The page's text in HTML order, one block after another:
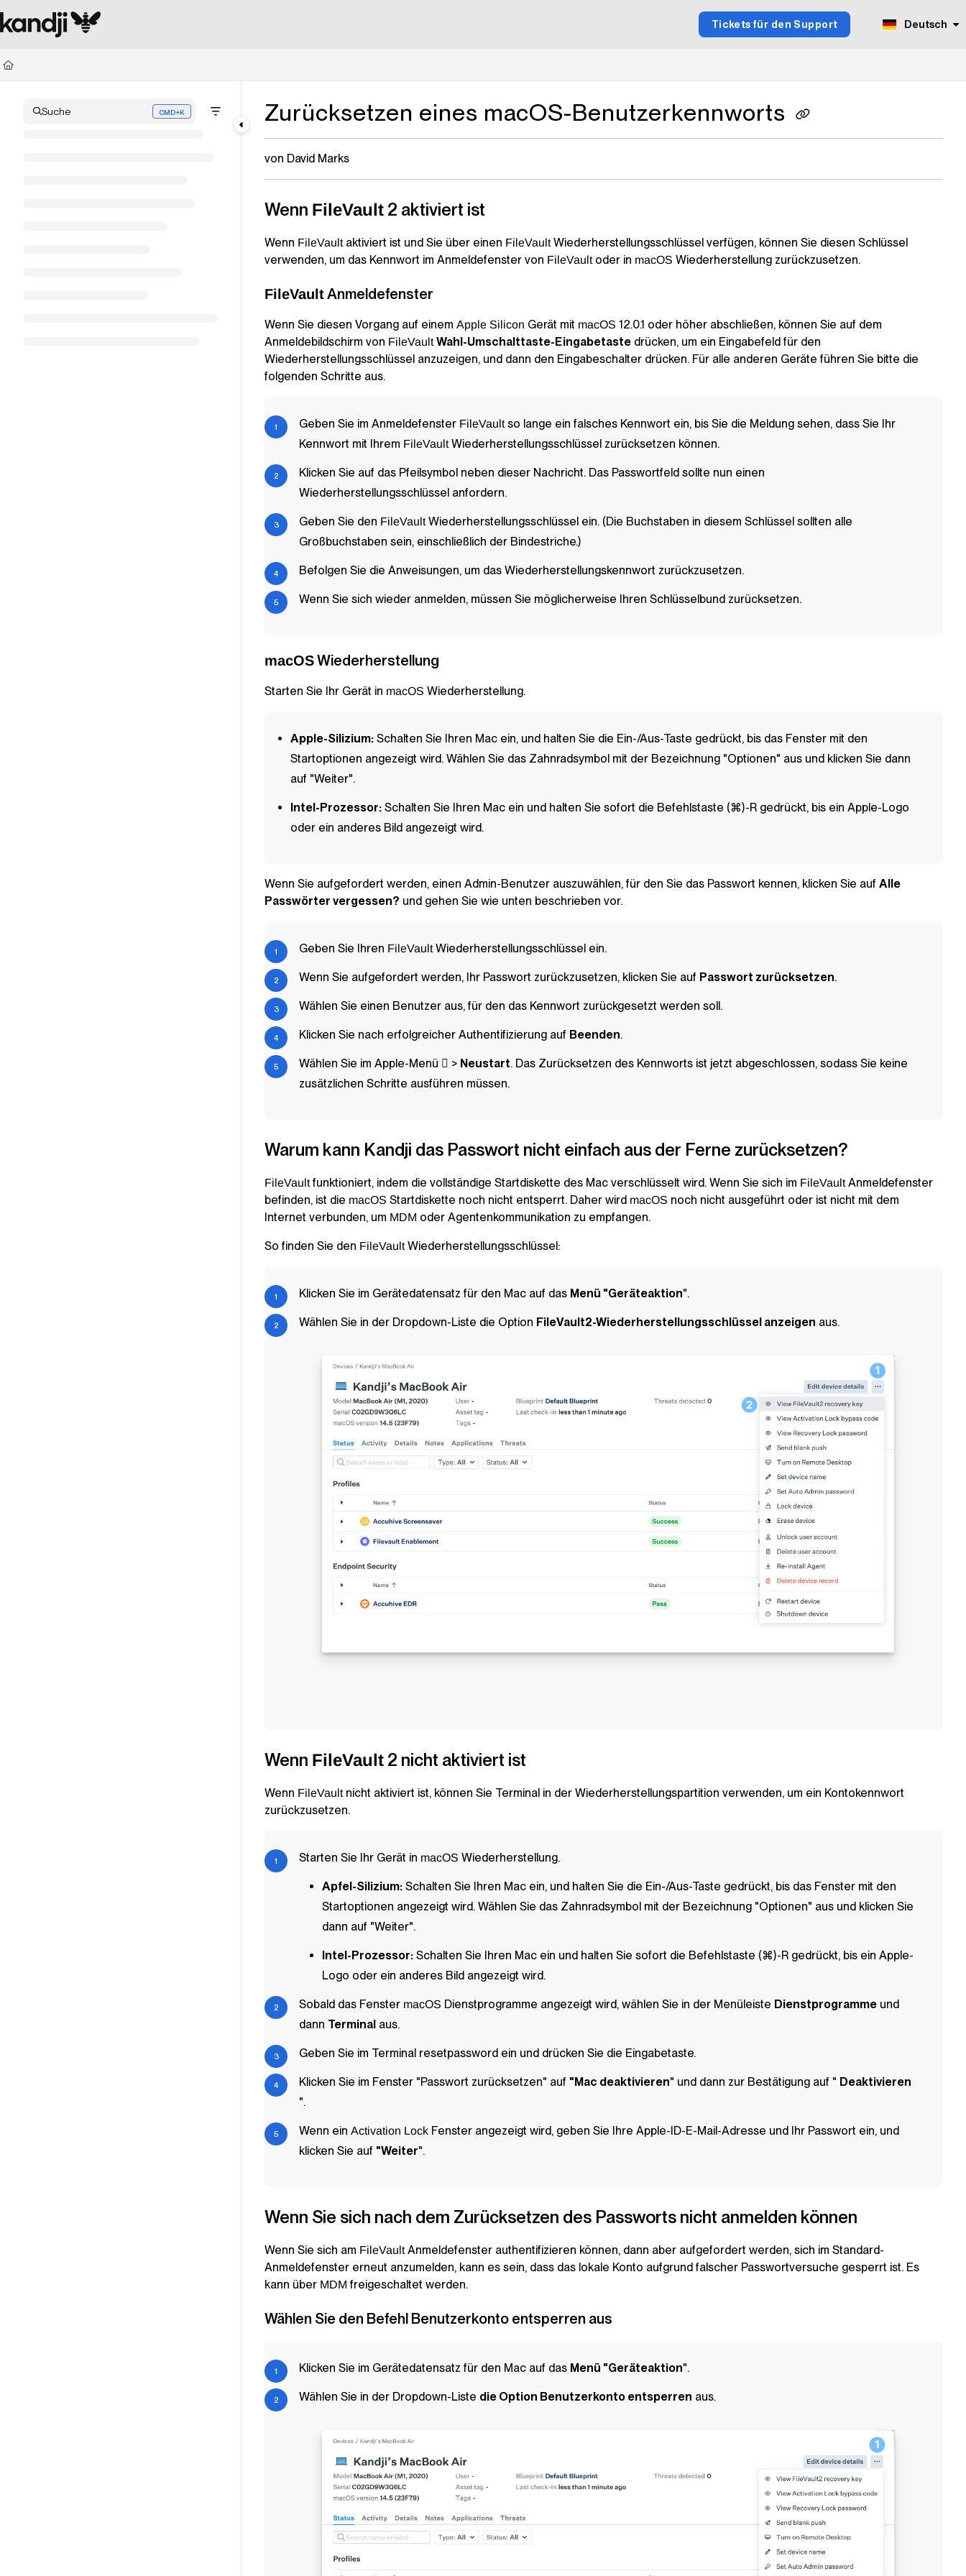
Documentation Index
Fetch the complete documentation index at:
Use this file to discover all available pages before exploring further.
Tickets für den Support Deutsch
Suche CMD+K
Press CMD+K to open search Zurücksetzen eines macOS-Benutzerkennworts
von David Marks
Wenn FileVault 2 aktiviert ist
Wenn FileVaultaktiviert ist und Sie über einen FileVaultWiederherstellungsschlüssel verfügen, können Sie diesen Schlüssel
verwenden, um das Kennwort im Anmeldefenster von FileVaultoder in macOS Wiederherstellung zurückzusetzen.
FileVaultAnmeldefenster
Wenn Sie diesen Vorgang auf einem Apple Silicon Gerät mit macOS 12.0.1 oder höher abschließen, können Sie auf dem
Anmeldebildschirm von FileVault Wahl-Umschalttaste-Eingabetaste drücken, um ein Eingabefeld für den
Wiederherstellungsschlüssel anzuzeigen, und dann den Eingabeschalter drücken. Für alle anderen Geräte führen Sie bitte die
folgenden Schritte aus.
Geben Sie im Anmeldefenster FileVaultso lange ein falsches Kennwort ein, bis Sie die Meldung sehen, dass Sie Ihr
Kennwort mit Ihrem FileVaultWiederherstellungsschlüssel zurücksetzen können.
Klicken Sie auf das Pfeilsymbol neben dieser Nachricht. Das Passwortfeld sollte nun einen
Wiederherstellungsschlüssel anfordern.
Geben Sie den FileVaultWiederherstellungsschlüssel ein. (Die Buchstaben in diesem Schlüssel sollten alle
Großbuchstaben sein, einschließlich der Bindestriche.)
Befolgen Sie die Anweisungen, um das Wiederherstellungskennwort zurückzusetzen.
Wenn Sie sich wieder anmelden, müssen Sie möglicherweise Ihren Schlüsselbund zurücksetzen.
macOSWiederherstellung
Starten Sie Ihr Gerät in macOS Wiederherstellung.
Apple-Silizium: Schalten Sie Ihren Mac ein, und halten Sie die Ein-/Aus-Taste gedrückt, bis das Fenster mit den
Startoptionen angezeigt wird. Wählen Sie das Zahnradsymbol mit der Bezeichnung "Optionen" aus und klicken Sie dann
auf "Weiter".
Intel-Prozessor: Schalten Sie Ihren Mac ein und halten Sie sofort die Befehlstaste (⌘)-R gedrückt, bis ein Apple-Logo
oder ein anderes Bild angezeigt wird.
Wenn Sie aufgefordert werden, einen Admin-Benutzer auszuwählen, für den Sie das Passwort kennen, klicken Sie auf Alle
Passwörter vergessen? und gehen Sie wie unten beschrieben vor.
Geben Sie Ihren FileVaultWiederherstellungsschlüssel ein.
Wenn Sie aufgefordert werden, Ihr Passwort zurückzusetzen, klicken Sie auf Passwort zurücksetzen.
Wählen Sie einen Benutzer aus, für den das Kennwort zurückgesetzt werden soll.
Klicken Sie nach erfolgreicher Authentifizierung auf Beenden.
Wählen Sie im Apple-Menü  > Neustart. Das Zurücksetzen des Kennworts ist jetzt abgeschlossen, sodass Sie keine
zusätzlichen Schritte ausführen müssen.
Warum kann Kandji das Passwort nicht einfach aus der Ferne zurücksetzen?
FileVaultfunktioniert, indem die vollständige Startdiskette des Mac verschlüsselt wird. Wenn Sie sich im FileVaultAnmeldefenster
befinden, ist die macOS Startdiskette noch nicht entsperrt. Daher wird macOS noch nicht ausgeführt oder ist nicht mit dem
Internet verbunden, um MDM oder Agentenkommunikation zu empfangen.
So finden Sie den FileVaultWiederherstellungsschlüssel:
Klicken Sie im Gerätedatensatz für den Mac auf das Menü "Geräteaktion".
Wählen Sie in der Dropdown-Liste die Option FileVault2-Wiederherstellungsschlüssel anzeigen aus.
Wenn FileVault 2 nicht aktiviert ist
Wenn FileVaultnicht aktiviert ist, können Sie Terminal in der Wiederherstellungspartition verwenden, um ein Kontokennwort
zurückzusetzen.
Starten Sie Ihr Gerät in macOS Wiederherstellung.
Apfel-Silizium: Schalten Sie Ihren Mac ein, und halten Sie die Ein-/Aus-Taste gedrückt, bis das Fenster mit den
Startoptionen angezeigt wird. Wählen Sie das Zahnradsymbol mit der Bezeichnung "Optionen" aus und klicken Sie
dann auf "Weiter".
Intel-Prozessor: Schalten Sie Ihren Mac ein und halten Sie sofort die Befehlstaste (⌘)-R gedrückt, bis ein Apple-
Logo oder ein anderes Bild angezeigt wird.
Sobald das Fenster macOS Dienstprogramme angezeigt wird, wählen Sie in der Menüleiste Dienstprogramme und
dann Terminal aus.
Geben Sie im Terminal resetpassword ein und drücken Sie die Eingabetaste.
Klicken Sie im Fenster "Passwort zurücksetzen" auf "Mac deaktivieren" und dann zur Bestätigung auf " Deaktivieren
".
Wenn ein Activation Lock Fenster angezeigt wird, geben Sie Ihre Apple-ID-E-Mail-Adresse und Ihr Passwort ein, und
klicken Sie auf "Weiter".
Wenn Sie sich nach dem Zurücksetzen des Passworts nicht anmelden können
Wenn Sie sich am FileVaultAnmeldefenster authentifizieren können, dann aber aufgefordert werden, sich im Standard-
Anmeldefenster erneut anzumelden, kann es sein, dass das lokale Konto aufgrund falscher Passwortversuche gesperrt ist. Es
kann über MDM freigeschaltet werden.
Wählen Sie den Befehl Benutzerkonto entsperren aus
Klicken Sie im Gerätedatensatz für den Mac auf das Menü "Geräteaktion".
Wählen Sie in der Dropdown-Liste die Option Benutzerkonto entsperren aus.